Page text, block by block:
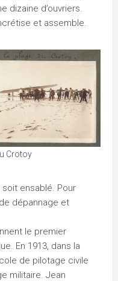
dizaine d’ouvriers.
et assemble.
Crotoy
soit ensablé. Pour
dépannage et
le premier
En 1913, dans la
de pilotage civile
militaire. Jean